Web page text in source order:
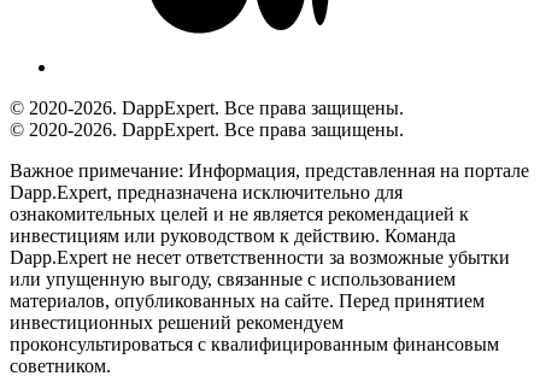
© 2020-2026. DappExpert. Все права защищены.
© 2020-2026. DappExpert. Все права защищены.
Важное примечание: Информация, представленная на портале
Dapp.Expert, предназначена исключительно для
ознакомительных целей и не является рекомендацией к
инвестициям или руководством к действию. Команда
Dapp.Expert не несет ответственности за возможные убытки
или упущенную выгоду, связанные с использованием
материалов, опубликованных на сайте. Перед принятием
инвестиционных решений рекомендуем
проконсультироваться с квалифицированным финансовым
советником.